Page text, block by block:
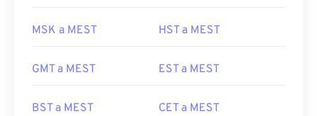
MSK a MEST HST a MEST
GMT a MEST EST a MEST
BST a MEST CET a MEST